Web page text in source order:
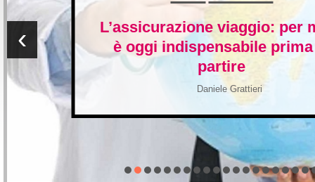
L’assicurazione viaggio: per
è oggi indispensabile
partire
Daniele Grattieri
‹